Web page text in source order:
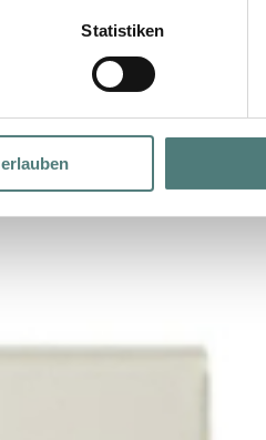
Statistiken